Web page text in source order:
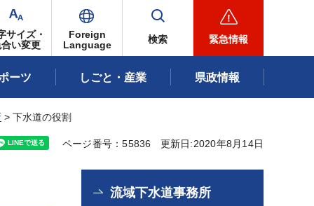
サイズ・
い変更
Foreign
Language
検索 緊急情報
ーツ しごと・産業 県政情報
> 下水道の役割
ページ番号：55836 更新日:2020年8月14日
流域下水道事務所